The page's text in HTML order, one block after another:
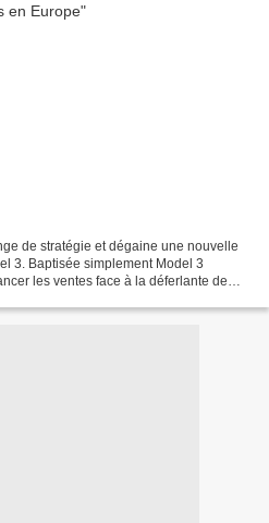
de stratégie et dégaine une nouvelle
3. Baptisée simplement Model 3
les ventes face à la déferlante de